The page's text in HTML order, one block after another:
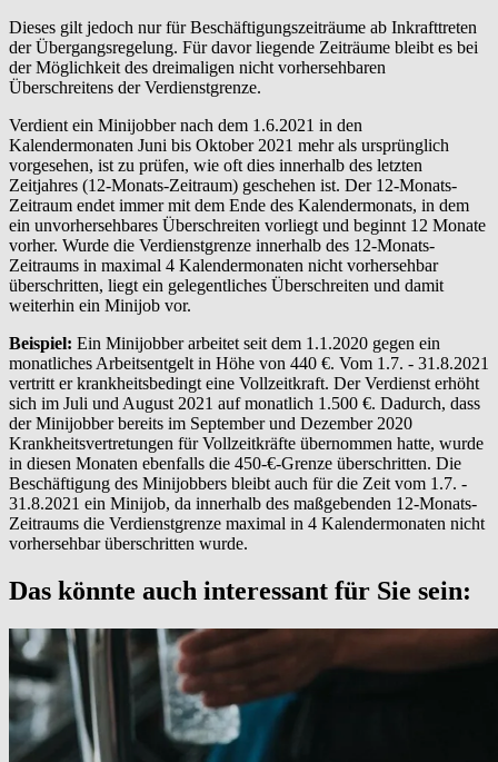
Dieses gilt jedoch nur für Beschäftigungszeiträume ab Inkrafttreten
der Übergangsregelung. Für davor liegende Zeiträume bleibt es bei
der Möglichkeit des dreimaligen nicht vorhersehbaren
Überschreitens der Verdienstgrenze.
Verdient ein Minijobber nach dem 1.6.2021 in den
Kalendermonaten Juni bis Oktober 2021 mehr als ursprünglich
vorgesehen, ist zu prüfen, wie oft dies innerhalb des letzten
Zeitjahres (12-Monats-Zeitraum) geschehen ist. Der 12-Monats-
Zeitraum endet immer mit dem Ende des Kalendermonats, in dem
ein unvorhersehbares Überschreiten vorliegt und beginnt 12 Monate
vorher. Wurde die Verdienstgrenze innerhalb des 12-Monats-
Zeitraums in maximal 4 Kalendermonaten nicht vorhersehbar
überschritten, liegt ein gelegentliches Überschreiten und damit
weiterhin ein Minijob vor.
Beispiel: Ein Minijobber arbeitet seit dem 1.1.2020 gegen ein
monatliches Arbeitsentgelt in Höhe von 440 €. Vom 1.7. - 31.8.2021
vertritt er krankheitsbedingt eine Vollzeitkraft. Der Verdienst erhöht
sich im Juli und August 2021 auf monatlich 1.500 €. Dadurch, dass
der Minijobber bereits im September und Dezember 2020
Krankheitsvertretungen für Vollzeitkräfte übernommen hatte, wurde
in diesen Monaten ebenfalls die 450-€-Grenze überschritten. Die
Beschäftigung des Minijobbers bleibt auch für die Zeit vom 1.7. -
31.8.2021 ein Minijob, da innerhalb des maßgebenden 12-Monats-
Zeitraums die Verdienstgrenze maximal in 4 Kalendermonaten nicht
vorhersehbar überschritten wurde.
Das könnte auch interessant für Sie sein: